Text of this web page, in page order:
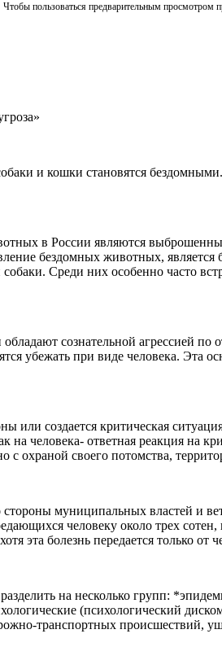
Чтобы пользоваться предварительным просмотром
и кошки становятся
в России являются
бездомных животных,
Среди них особенно часто
сознательной агрессией
убежать при виде человека. Эта
или создается критическая
на человека- ответная реакция на
с охраной своего потомства,
муниципальных властей и
человеку около трех
эта болезнь передается только от
на несколько групп:
(психологический
транспортных происшествий,